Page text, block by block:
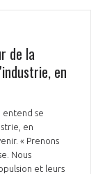
de la
en
entend se
en
« Prenons
Nous
et leurs